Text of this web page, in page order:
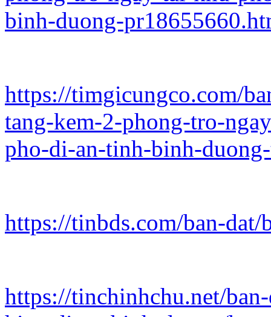
binh-duong-
https://timgicungco.com/
tang-kem-2-phong-tro-
pho-di-an-tinh-binh-
https://tinbds.com/ban-
https://tinchinhchu.net/